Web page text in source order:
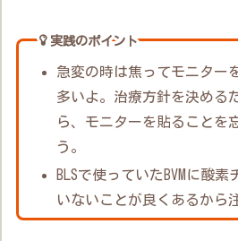
実践のポイント
急変の時は焦ってモニター
多いよ。治療方針を決める
ら、モニターを貼ることを
う。
BLSで使っていたBVMに酸
いないことが良くあるから